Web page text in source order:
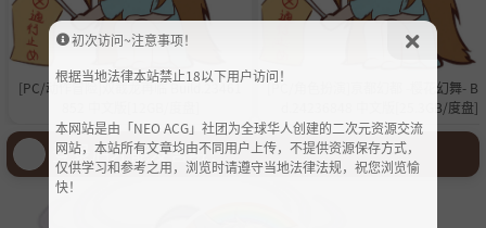
[PC/动作冒险]双截龙再临 Build.23461
[PC/角色扮演]亰都幻都 -樱花幻舞-
d.24236848 中文版[25.3GB/度盘]
登录后才能发言哦！
初次访问~注意事项！
根据当地法律本站禁止18以下用户访问！
本网站是由「NEO ACG」社团为全球华人创建的二次元资源交流
网站，本站所有文章均由不同用户上传，不提供资源保存方式，
仅供学习和参考之用，浏览时请遵守当地法律法规，祝您浏览愉
快！